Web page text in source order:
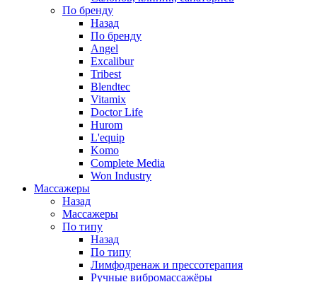
По бренду
Назад
По бренду
Angel
Excalibur
Tribest
Blendtec
Vitamix
Doctor Life
Hurom
L'equip
Komo
Complete Media
Won Industry
Массажеры
Назад
Массажеры
По типу
Назад
По типу
Лимфодренаж и прессотерапия
Ручные вибромассажёры